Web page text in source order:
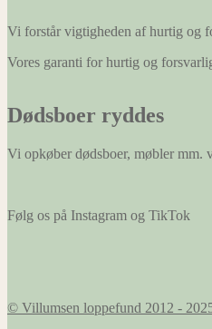
Vi forstår vigtigheden af hurtig og
Vores garanti for hurtig og
Dødsboer ryddes
Vi opkøber dødsboer, møbler mm.
Følg os på Instagram og TikTok
© Villumsen loppefund 2012 -